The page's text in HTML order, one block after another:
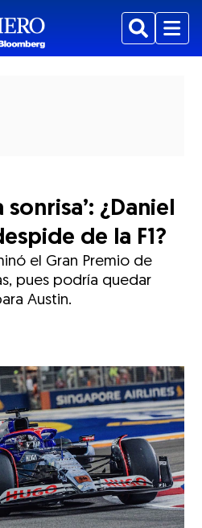
BuscarMenu
¿Daniel
de la F1?
el Gran Premio de
pues podría quedar
Austin.
mediante Email
actual mediante Facebook
actual mediante Twitter
el artículo actual mediante LinkedIn
el artículo actual mediante